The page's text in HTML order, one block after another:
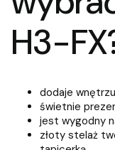
H3-
dodaje
świetnie
jest wygodny
złoty stelaż